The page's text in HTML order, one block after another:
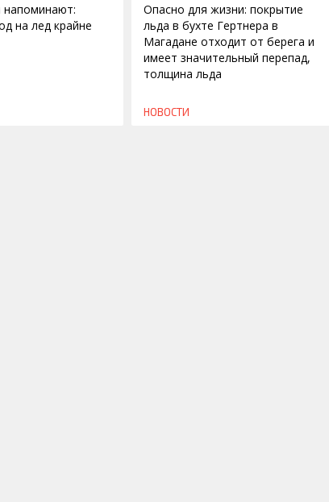
напоминают:
на лед крайне
Опасно для жизни: покрытие
льда в бухте Гертнера в
Магадане отходит от берега и
имеет значительный перепад,
толщина льда
НОВОСТИ